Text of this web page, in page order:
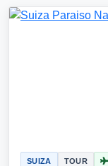
SUIZA TOUR